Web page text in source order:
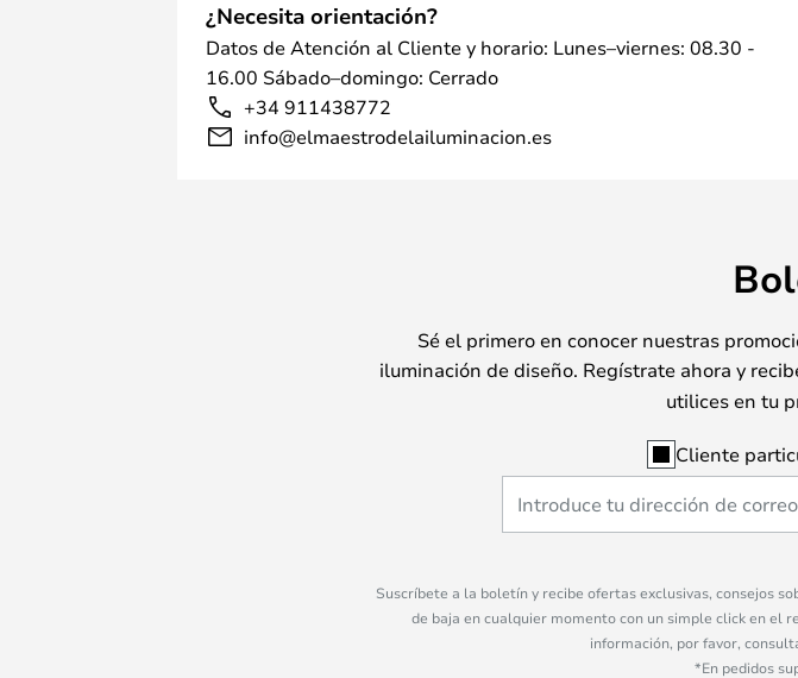
¿Necesita orientación?
Datos de Atención al Cliente y horario: Lunes–viernes: 08.30 -
16.00 Sábado–domingo: Cerrado
+34 911438772
info@elmaestrodelailuminacion.es
Sé el primero en conocer nuestras
iluminación de diseño. Regístrate ahora y
utilices en tu
Cliente
Suscríbete a la boletín y recibe ofertas exclusivas, consejos
de baja en cualquier momento con un simple click en el
información, por favor,
*En pedidos